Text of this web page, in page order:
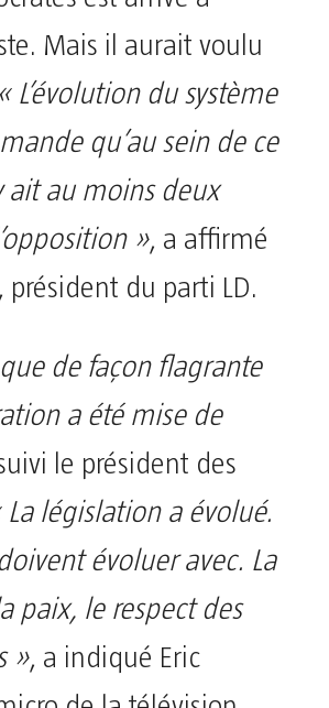
Mais il aurait voulu
« L’évolution du système
qu’au sein de ce
ait au moins deux
», a affirmé
président du parti LD.
que de façon flagrante
a été mise de
le président des
La législation a évolué.
évoluer avec. La
paix, le respect des
», a indiqué Eric